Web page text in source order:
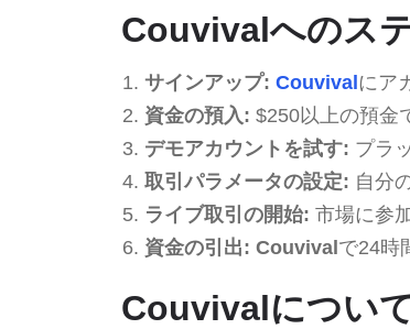
Couvivalへのス
サインアップ: Couvivalにア
資金の預入: $250以上の預金
デモアカウントを試す: プラ
取引パラメータの設定: 自分
ライブ取引の開始: 市場に参
資金の引出: Couvivalで24時
Couvivalについ